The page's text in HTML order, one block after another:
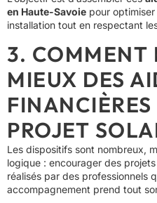
en Haute-Savoie pour
installation tout en respectant
3. COMMENT
MIEUX DES
PROJET
Les dispositifs sont nombreux,
logique : encourager des
réalisés par des professionnels
accompagnement prend tout